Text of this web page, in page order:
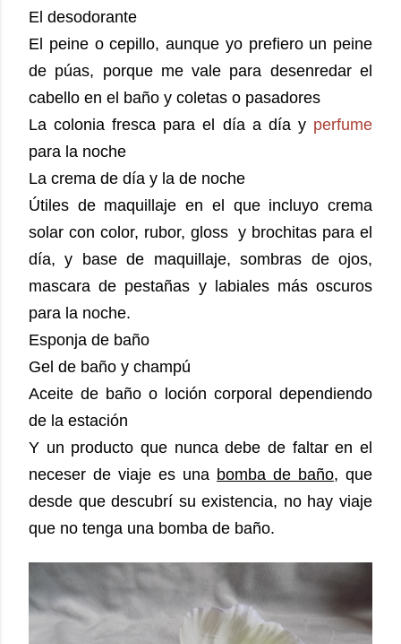
El desodorante
El peine o cepillo, aunque yo prefiero un peine
de púas, porque me vale para desenredar el
cabello en el baño y coletas o pasadores
La colonia fresca para el día a día y perfume
para la noche
La crema de día y la de noche
Útiles de maquillaje en el que incluyo crema
solar con color, rubor, gloss y brochitas para el
día, y base de maquillaje, sombras de ojos,
mascara de pestañas y labiales más oscuros
para la noche.
Esponja de baño
Gel de baño y champú
Aceite de baño o loción corporal dependiendo
de la estación
Y un producto que nunca debe de faltar en el
neceser de viaje es una bomba de baño, que
desde que descubrí su existencia, no hay viaje
que no tenga una bomba de baño.